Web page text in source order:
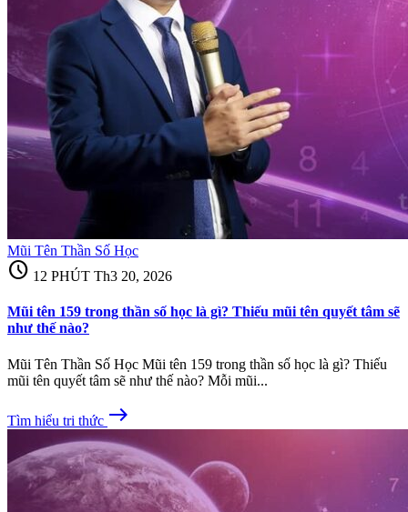
Mũi Tên Thần Số Học
schedule 12 PHÚT Th3 20, 2026
Mũi tên 159 trong thần số học là gì? Thiếu mũi tên quyết tâm sẽ
như thế nào?
Mũi Tên Thần Số Học Mũi tên 159 trong thần số học là gì? Thiếu
mũi tên quyết tâm sẽ như thế nào? Mỗi mũi...
Tìm hiểu tri thức east